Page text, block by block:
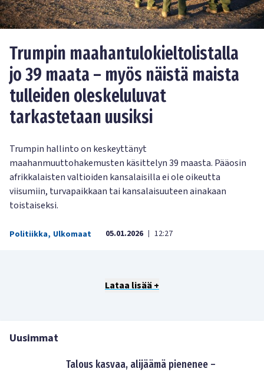
Trumpin maahantulokieltolistalla
jo 39 maata – myös näistä maista
tulleiden oleskeluluvat
tarkastetaan uusiksi
Trumpin hallinto on keskeyttänyt
maahanmuuttohakemusten käsittelyn 39 maasta. Pääosin
afrikkalaisten valtioiden kansalaisilla ei ole oikeutta
viisumiin, turvapaikkaan tai kansalaisuuteen ainakaan
toistaiseksi.
Politiikka, Ulkomaat 05.01.2026 | 12:27
Lataa lisää +
Uusimmat
Talous kasvaa, alijäämä pienenee –